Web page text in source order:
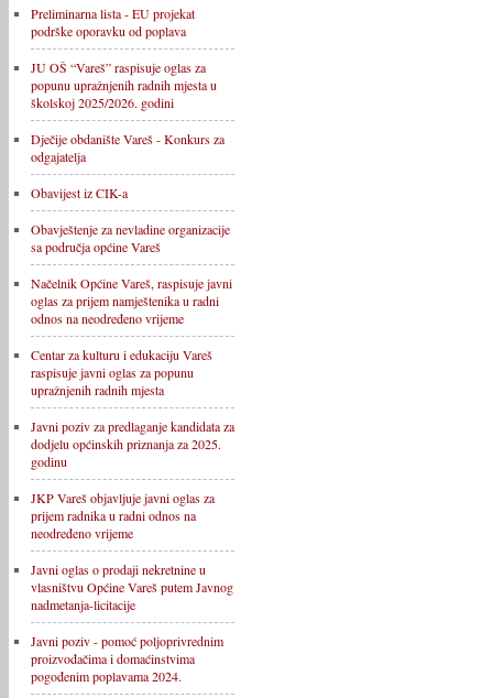
Preliminarna lista - EU projekat
podrške oporavku od poplava
JU OŠ “Vareš” raspisuje oglas za
popunu upražnjenih radnih mjesta u
školskoj 2025/2026. godini
Dječije obdanište Vareš - Konkurs za
odgajatelja
Obavijest iz CIK-a
Obavještenje za nevladine organizacije
sa područja općine Vareš
Načelnik Općine Vareš, raspisuje javni
oglas za prijem namještenika u radni
odnos na neodređeno vrijeme
Centar za kulturu i edukaciju Vareš
raspisuje javni oglas za popunu
upražnjenih radnih mjesta
Javni poziv za predlaganje kandidata za
dodjelu općinskih priznanja za 2025.
godinu
JKP Vareš objavljuje javni oglas za
prijem radnika u radni odnos na
neodređeno vrijeme
Javni oglas o prodaji nekretnine u
vlasništvu Općine Vareš putem Javnog
nadmetanja-licitacije
Javni poziv - pomoć poljoprivrednim
proizvođačima i domaćinstvima
pogođenim poplavama 2024.